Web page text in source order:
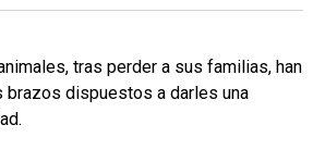
tras perder a sus familias, han
brazos dispuestos a darles una